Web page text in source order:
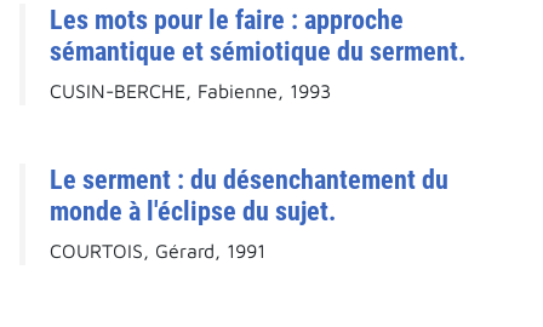
Les mots pour le faire : approche
sémantique et sémiotique du serment.
CUSIN-BERCHE, Fabienne, 1993
Le serment : du désenchantement du
monde à l'éclipse du sujet.
COURTOIS, Gérard, 1991